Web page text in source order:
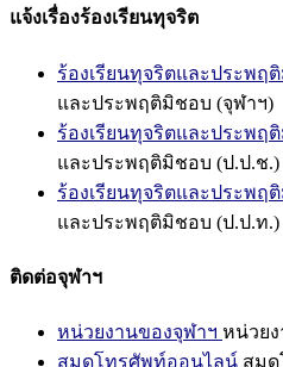
แจ้งเรื่องร้องเรียนทุจริต
ร้องเรียนทุจริตและประพฤ
และประพฤติมิชอบ (จุฬาฯ)
ร้องเรียนทุจริตและประพฤ
และประพฤติมิชอบ (ป.ป.ช.)
ร้องเรียนทุจริตและประพฤ
และประพฤติมิชอบ (ป.ป.ท.)
ติดต่อจุฬาฯ
หน่วยงานของจุฬาฯ หน่วย
สมุดโทรศัพท์ออนไลน์ สมุ